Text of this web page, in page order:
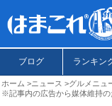
ブログ ランキン
ホーム ニュース
グルメニュ
※記事内の広告から媒体維持